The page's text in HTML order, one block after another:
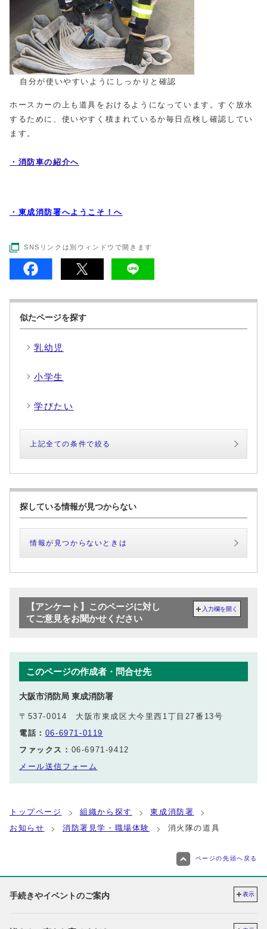
自分が使いやすいようにしっかりと確認
ホースカーの上も道具をおけるようになっています。すぐ放水
するために、使いやすく積まれているか毎日点検し確認してい
ます。
・消防車の紹介へ
・東成消防署へようこそ！へ
SNSリンクは別ウィンドウで開きます
似たページを探す
乳幼児
小学生
学びたい
上記全ての条件で絞る
探している情報が見つからない
情報が見つからないときは
【アンケート】このページに対し
てご意見をお聞かせください
入力欄を開く
このページの作成者・問合せ先
大阪市消防局 東成消防署
〒537-0014 大阪市東成区大今里西1丁目27番13号
電話： 06-6971-0119
ファックス： 06-6971-9412
メール送信フォーム
トップページ 組織から探す
東成消防署
お知らせ
消防署見学・職場体験 消火隊の道具
ページの先頭へ戻る
手続きやイベントのご案内 表示